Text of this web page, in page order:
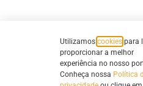
Utilizamos cookies para
proporcionar a melhor
experiência no nosso
Conheça nossa Política